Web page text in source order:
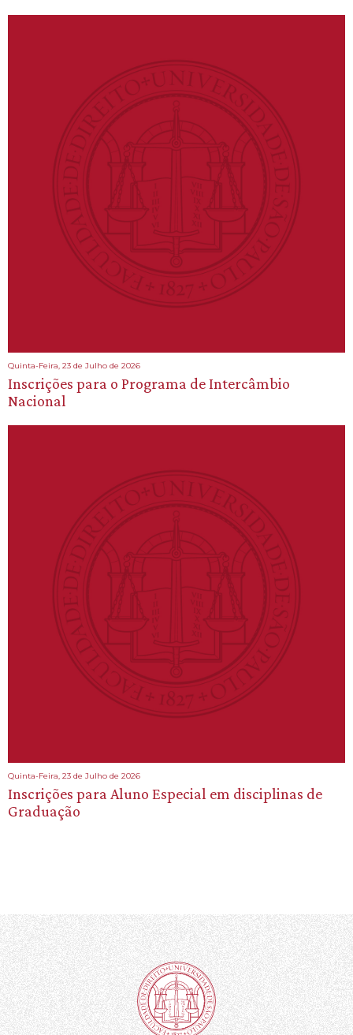
Quinta-Feira, 23 de Julho de 2026
Inscrições para o Programa de Intercâmbio
Nacional
Quinta-Feira, 23 de Julho de 2026
Inscrições para Aluno Especial em disciplinas de
Graduação